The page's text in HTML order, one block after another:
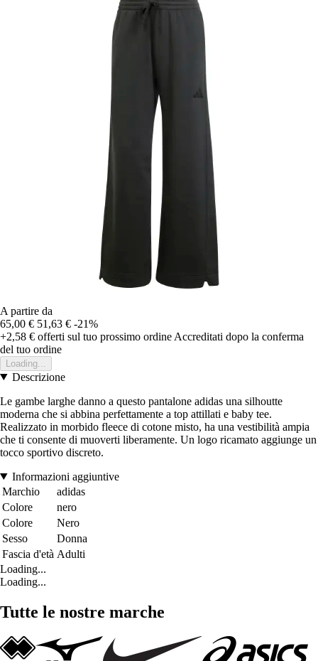
A partire da
65,00 € 51,63 € -21%
+2,58 € offerti sul tuo prossimo ordine Accreditati dopo la conferma
del tuo ordine
Loading...
Descrizione
Le gambe larghe danno a questo pantalone adidas una silhoutte
moderna che si abbina perfettamente a top attillati e baby tee.
Realizzato in morbido fleece di cotone misto, ha una vestibilità ampia
che ti consente di muoverti liberamente. Un logo ricamato aggiunge un
tocco sportivo discreto.
Informazioni aggiuntive
Marchio
adidas
Colore
nero
Colore
Nero
Sesso
Donna
Fascia d'età Adulti
Loading...
Loading...
Tutte le nostre marche